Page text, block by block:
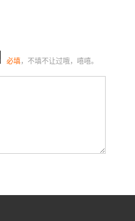
必填，不填不让过哦，嘻嘻。